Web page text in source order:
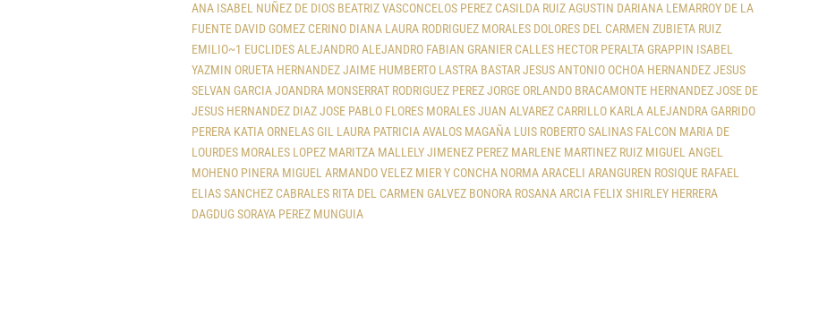
ANA ISABEL NUÑEZ DE DIOS BEATRIZ VASCONCELOS PEREZ CASILDA RUIZ AGUSTIN DARIANA LEMARROY DE LA
FUENTE DAVID GOMEZ CERINO DIANA LAURA RODRIGUEZ MORALES DOLORES DEL CARMEN ZUBIETA RUIZ
EMILIO~1 EUCLIDES ALEJANDRO ALEJANDRO FABIAN GRANIER CALLES HECTOR PERALTA GRAPPIN ISABEL
YAZMIN ORUETA HERNANDEZ JAIME HUMBERTO LASTRA BASTAR JESUS ANTONIO OCHOA HERNANDEZ JESUS
SELVAN GARCIA JOANDRA MONSERRAT RODRIGUEZ PEREZ JORGE ORLANDO BRACAMONTE HERNANDEZ JOSE DE
JESUS HERNANDEZ DIAZ JOSE PABLO FLORES MORALES JUAN ALVAREZ CARRILLO KARLA ALEJANDRA GARRIDO
PERERA KATIA ORNELAS GIL LAURA PATRICIA AVALOS MAGAÑA LUIS ROBERTO SALINAS FALCON MARIA DE
LOURDES MORALES LOPEZ MARITZA MALLELY JIMENEZ PEREZ MARLENE MARTINEZ RUIZ MIGUEL ANGEL
MOHENO PINERA MIGUEL ARMANDO VELEZ MIER Y CONCHA NORMA ARACELI ARANGUREN ROSIQUE RAFAEL
ELIAS SANCHEZ CABRALES RITA DEL CARMEN GALVEZ BONORA ROSANA ARCIA FELIX SHIRLEY HERRERA
DAGDUG SORAYA PEREZ MUNGUIA